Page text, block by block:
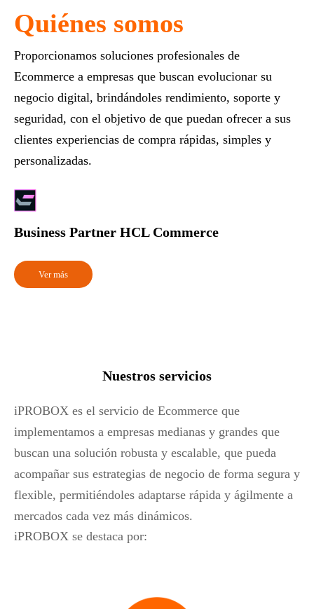
Quiénes somos
Proporcionamos soluciones profesionales de
Ecommerce a empresas que buscan evolucionar su
negocio digital, brindándoles rendimiento, soporte y
seguridad, con el objetivo de que puedan ofrecer a sus
clientes experiencias de compra rápidas, simples y
personalizadas.
Business Partner HCL Commerce
Ver más
Nuestros servicios
iPROBOX es el servicio de Ecommerce que
implementamos a empresas medianas y grandes que
buscan una solución robusta y escalable, que pueda
acompañar sus estrategias de negocio de forma segura y
flexible, permitiéndoles adaptarse rápida y ágilmente a
mercados cada vez más dinámicos.
iPROBOX se destaca por: